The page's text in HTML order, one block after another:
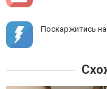
Поскаржитись